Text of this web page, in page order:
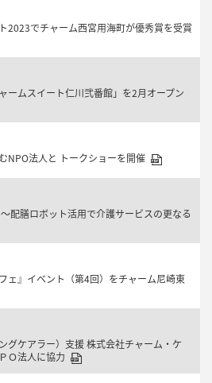
2023でチャーム西宮用海町が優秀賞を受賞
ームスイート仁川弐番館」を2月オープン
NPO法人と トークショーを開催
配膳ロボット活用で介護サービスの更なる
ェ』イベント（第4回）をチャーム尼崎東
グケアラー）支援 株式会社チャーム・ケ
Ｏ法人に協力